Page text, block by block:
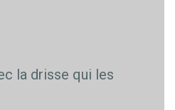
la drisse qui les